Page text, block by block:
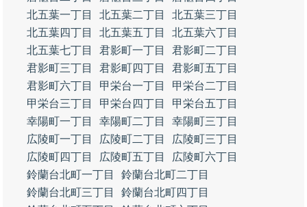
北五葉一丁目
北五葉二丁目
北五葉三丁目
北五葉四丁目
北五葉五丁目
北五葉六丁目
北五葉七丁目
君影町一丁目
君影町二丁目
君影町三丁目
君影町四丁目
君影町五丁目
君影町六丁目
甲栄台一丁目
甲栄台二丁目
甲栄台三丁目
甲栄台四丁目
甲栄台五丁目
幸陽町一丁目
幸陽町二丁目
幸陽町三丁目
広陵町一丁目
広陵町二丁目
広陵町三丁目
広陵町四丁目
広陵町五丁目
広陵町六丁目
鈴蘭台北町一丁目
鈴蘭台北町二丁目
鈴蘭台北町三丁目
鈴蘭台北町四丁目